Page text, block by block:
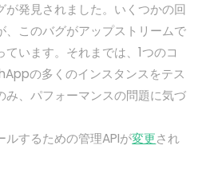
が発見されました。いくつかの回
、このバグがアップストリームで
います。それまでは、1つのコ
の多くのインスタンスをテス
み、パフォーマンスの問題に気づ
ルするための管理APIが変更され